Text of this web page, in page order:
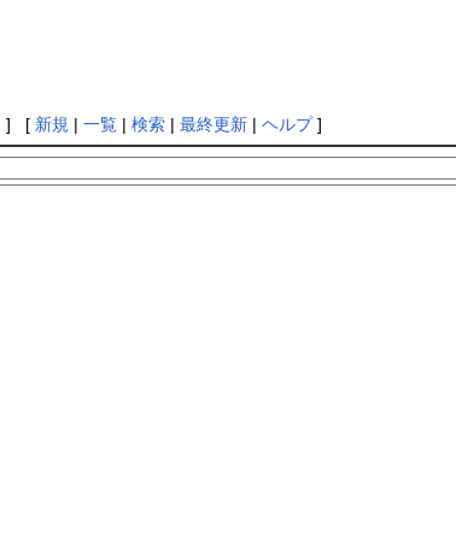
] [ 新規 | 一覧| 検索| 最終更新| ヘルプ]